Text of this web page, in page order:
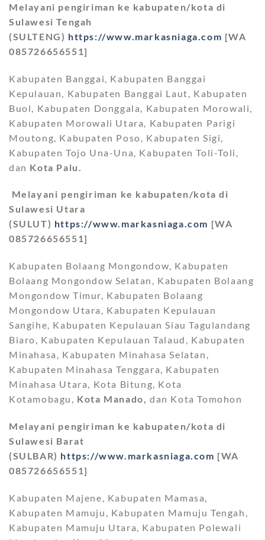
Melayani pengiriman ke kabupaten/kota di
Sulawesi Tengah
(SULTENG) https://www.markasniaga.com [WA
085726656551]
Kabupaten Banggai, Kabupaten Banggai
Kepulauan, Kabupaten Banggai Laut, Kabupaten
Buol, Kabupaten Donggala, Kabupaten Morowali,
Kabupaten Morowali Utara, Kabupaten Parigi
Moutong, Kabupaten Poso, Kabupaten Sigi,
Kabupaten Tojo Una-Una, Kabupaten Toli-Toli,
dan Kota Palu.
Melayani pengiriman ke kabupaten/kota di
Sulawesi Utara
(SULUT) https://www.markasniaga.com [WA
085726656551]
Kabupaten Bolaang Mongondow, Kabupaten
Bolaang Mongondow Selatan, Kabupaten Bolaang
Mongondow Timur, Kabupaten Bolaang
Mongondow Utara, Kabupaten Kepulauan
Sangihe, Kabupaten Kepulauan Siau Tagulandang
Biaro, Kabupaten Kepulauan Talaud, Kabupaten
Minahasa, Kabupaten Minahasa Selatan,
Kabupaten Minahasa Tenggara, Kabupaten
Minahasa Utara, Kota Bitung, Kota
Kotamobagu, Kota Manado, dan Kota Tomohon
Melayani pengiriman ke kabupaten/kota di
Sulawesi Barat
(SULBAR) https://www.markasniaga.com [WA
085726656551]
Kabupaten Majene, Kabupaten Mamasa,
Kabupaten Mamuju, Kabupaten Mamuju Tengah,
Kabupaten Mamuju Utara, Kabupaten Polewali